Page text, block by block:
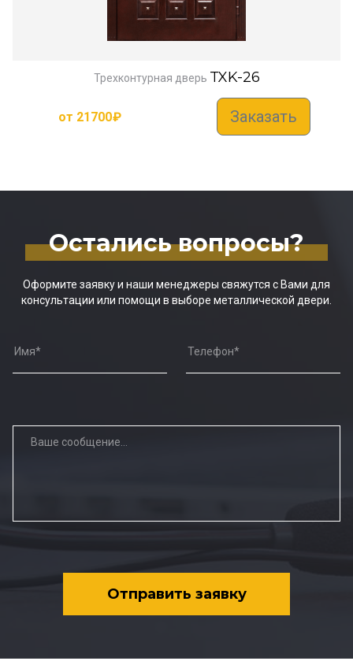
Трехконтурная дверь TXK-26
от 21700₽ Заказать
Остались вопросы?
Оформите заявку и наши менеджеры свяжутся с Вами для
консультации или помощи в выборе металлической двери.
Отправить заявку